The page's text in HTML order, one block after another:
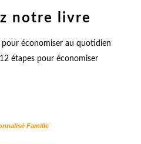
notre livre
étapes pour économiser
Famille